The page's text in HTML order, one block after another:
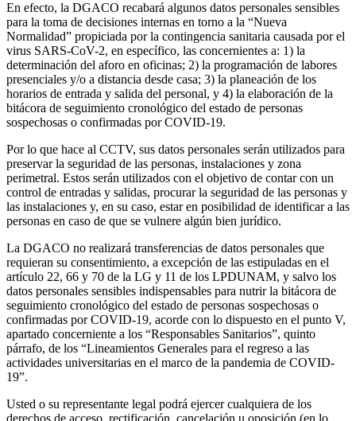
En efecto, la DGACO recabará algunos datos personales sensibles
para la toma de decisiones internas en torno a la “Nueva
Normalidad” propiciada por la contingencia sanitaria causada por el
virus SARS-CoV-2, en específico, las concernientes a: 1) la
determinación del aforo en oficinas; 2) la programación de labores
presenciales y/o a distancia desde casa; 3) la planeación de los
horarios de entrada y salida del personal, y 4) la elaboración de la
bitácora de seguimiento cronológico del estado de personas
sospechosas o confirmadas por COVID-19.
Por lo que hace al CCTV, sus datos personales serán utilizados para
preservar la seguridad de las personas, instalaciones y zona
perimetral. Estos serán utilizados con el objetivo de contar con un
control de entradas y salidas, procurar la seguridad de las personas y
las instalaciones y, en su caso, estar en posibilidad de identificar a las
personas en caso de que se vulnere algún bien jurídico.
La DGACO no realizará transferencias de datos personales que
requieran su consentimiento, a excepción de las estipuladas en el
artículo 22, 66 y 70 de la LG y 11 de los LPDUNAM, y salvo los
datos personales sensibles indispensables para nutrir la bitácora de
seguimiento cronológico del estado de personas sospechosas o
confirmadas por COVID-19, acorde con lo dispuesto en el punto V,
apartado concerniente a los “Responsables Sanitarios”, quinto
párrafo, de los “Lineamientos Generales para el regreso a las
actividades universitarias en el marco de la pandemia de COVID-
19”.
Usted o su representante legal podrá ejercer cualquiera de los